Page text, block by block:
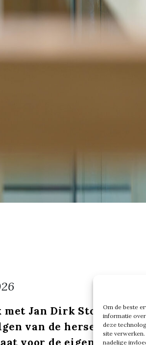
Om de beste
informatie
deze
site
nadelige
met Jan Dirk Stouten
van de
voor de eigenaar van